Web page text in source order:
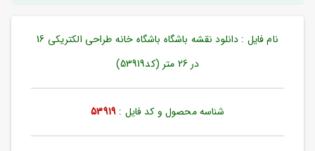
دانلود
نام فایل : دانلود نقشه باشگاه باشگاه خانه طراحی الکتریکی 16
در 26 متر (کد53919)
شناسه محصول و کد فایل : 53919